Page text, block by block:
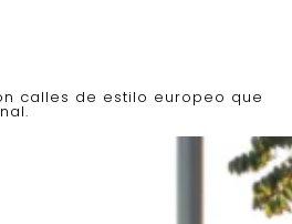
calles de estilo europeo que